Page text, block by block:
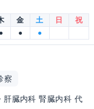
金 土 日
祝
● ● ●
察
肝臓内科 腎臓内科 代